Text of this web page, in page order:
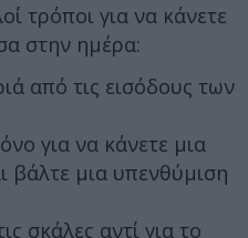
τρόποι για να κάνετε
στην ημέρα:
από τις εισόδους των
για να κάνετε μια
βάλτε μια υπενθύμιση
σκάλες αντί για το